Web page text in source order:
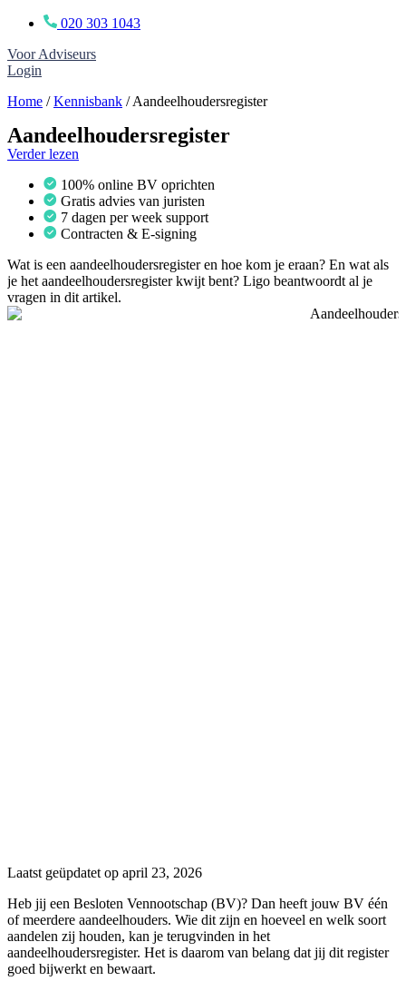
020 303 1043
Voor Adviseurs
Login
Home /Kennisbank /Aandeelhoudersregister
Aandeelhoudersregister
Verder lezen
100% online BV oprichten
Gratis advies van juristen
7 dagen per week support
Contracten & E-signing
Wat is een aandeelhoudersregister en hoe kom je eraan? En wat als
je het aandeelhoudersregister kwijt bent? Ligo beantwoordt al je
vragen in dit artikel.
Laatst geüpdatet op april 23, 2026
Heb jij een Besloten Vennootschap (BV)? Dan heeft jouw BV één
of meerdere aandeelhouders. Wie dit zijn en hoeveel en welk soort
aandelen zij houden, kan je terugvinden in het
aandeelhoudersregister. Het is daarom van belang dat jij dit register
goed bijwerkt en bewaart.